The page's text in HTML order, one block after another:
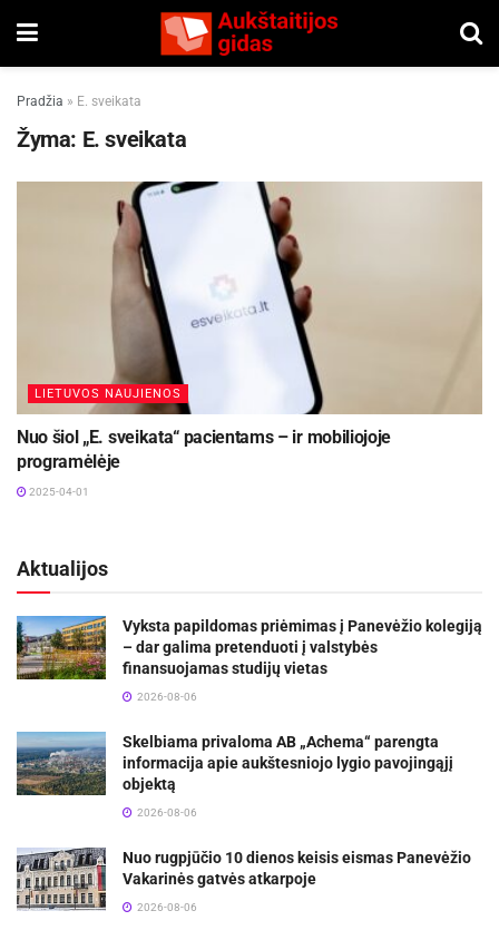
Pradžia » E. sveikata
Žyma: E. sveikata
LIETUVOS NAUJIENOS
Nuo šiol „E. sveikata“ pacientams – ir mobiliojoje
programėlėje
2025-04-01
Aktualijos
Vyksta papildomas priėmimas į Panevėžio kolegiją
– dar galima pretenduoti į valstybės
finansuojamas studijų vietas
2026-08-06
Skelbiama privaloma AB „Achema“ parengta
informacija apie aukštesniojo lygio pavojingąjį
objektą
2026-08-06
Nuo rugpjūčio 10 dienos keisis eismas Panevėžio
Vakarinės gatvės atkarpoje
2026-08-06